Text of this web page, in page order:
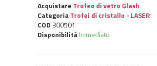
Acquistare Trofeo di vetro Glash
CategoriaTrofei di cristallo - LASER
COD 300501
Disponibilità Immediato